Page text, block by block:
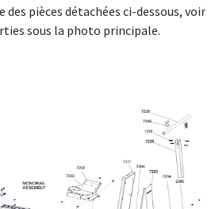
des pièces détachées ci-dessous, voir
sous la photo principale.